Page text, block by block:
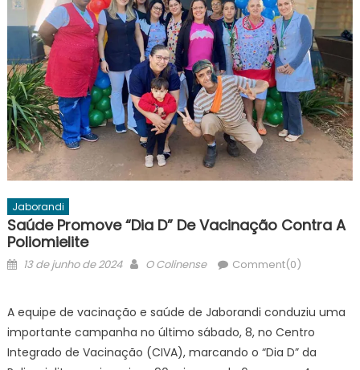
Jaborandi
Saúde Promove “Dia D” De Vacinação Contra A
Poliomielite
Posted
13 de junho de 2024 Author
O Colinense Comment(0)
A equipe de vacinação e saúde de Jaborandi conduziu uma
importante campanha no último sábado, 8, no Centro
Integrado de Vacinação (CIVA), marcando o “Dia D” da